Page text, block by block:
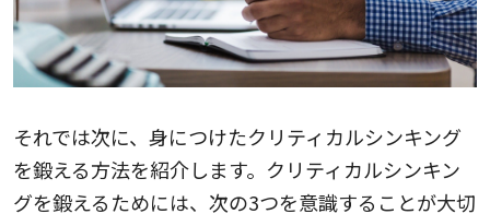
それでは次に、身につけたクリティカルシンキング
を鍛える方法を紹介します。クリティカルシンキン
グを鍛えるためには、次の3つを意識することが大切